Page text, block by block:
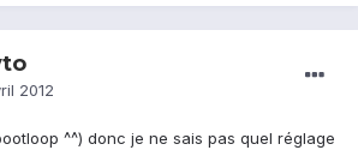
2012
^^) donc je ne sais pas quel réglage